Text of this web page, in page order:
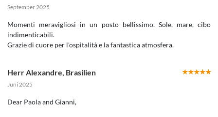
September 2025
Momenti meravigliosi in un posto bellissimo. Sole, mare, cibo
indimenticabili.
Grazie di cuore per l'ospitalità e la fantastica atmosfera.
Herr Alexandre Brasilien
Juni 2025
Dear Paola and Gianni,